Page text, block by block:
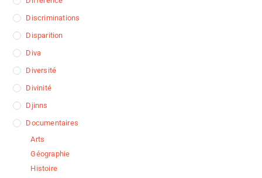
Discriminations
Disparition
Diva
Diversité
Divinité
Djinns
Documentaires
Arts
Géographie
Histoire